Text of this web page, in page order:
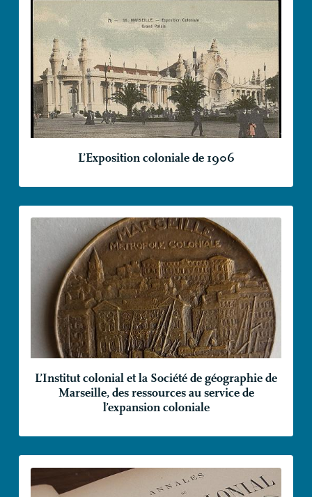
L’Exposition coloniale de 1906
L’Institut colonial et la Société de géographie de
Marseille, des ressources au service de
l’expansion coloniale